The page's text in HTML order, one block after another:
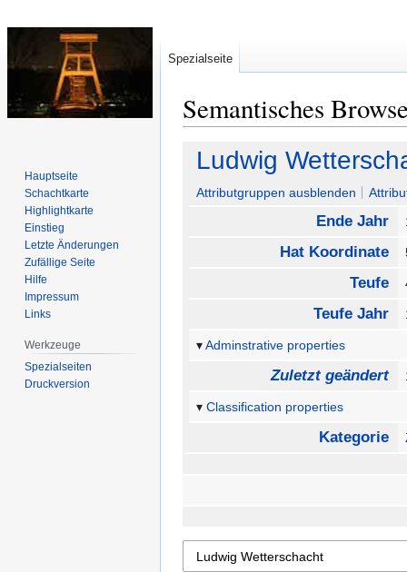
Semantisches
Zur
Navigation
springen
Zur
Suche
springen
Ludwig
Attributgruppen ausblenden
Ende Jahr
Hat Koordinate
Teufe
Teufe Jahr
Adminstrative properties
Zuletzt geändert
Classification properties
Kategorie
Spezialseite
Hauptseite
Schachtkarte
Highlightkarte
Einstieg
Letzte Änderungen
Zufällige Seite
Hilfe
Impressum
Links
Werkzeuge
Spezialseiten
Druckversion